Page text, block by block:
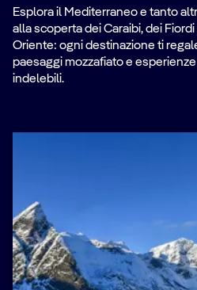
Esplora il Mediterraneo e tanto
alla scoperta dei Caraibi, dei
Oriente: ogni destinazione ti
paesaggi mozzafiato e
indelebili.